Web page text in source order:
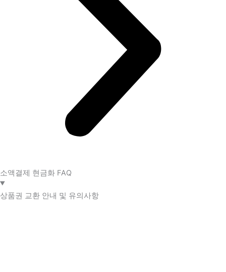
소액결제 현금화 FAQ​
상품권 교환 안내 및 유의사항